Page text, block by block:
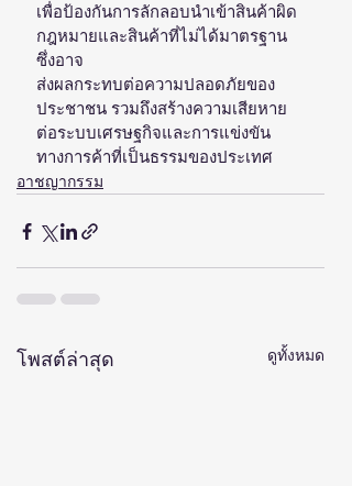
เพื่อป้องกันการลักลอบนำเข้าสินค้าผิด
กฎหมายและสินค้าที่ไม่ได้มาตรฐาน
ซึ่งอาจ
ส่งผลกระทบต่อความปลอดภัยของ
ประชาชน รวมถึงสร้างความเสียหาย
ต่อระบบเศรษฐกิจและการแข่งขัน
ทางการค้าที่เป็นธรรมของประเทศ
อาชญากรรม
โพสต์ล่าสุด ดูทั้งหมด